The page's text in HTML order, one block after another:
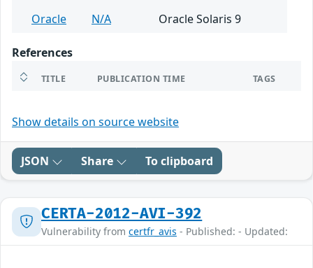
Oracle
N/A Oracle Solaris 9
References
TITLE PUBLICATION TIME TAGS
Show details on source website
JSON Share To clipboard
CERTA-2012-AVI-392
Vulnerability from certfr_avis - Published: - Updated: